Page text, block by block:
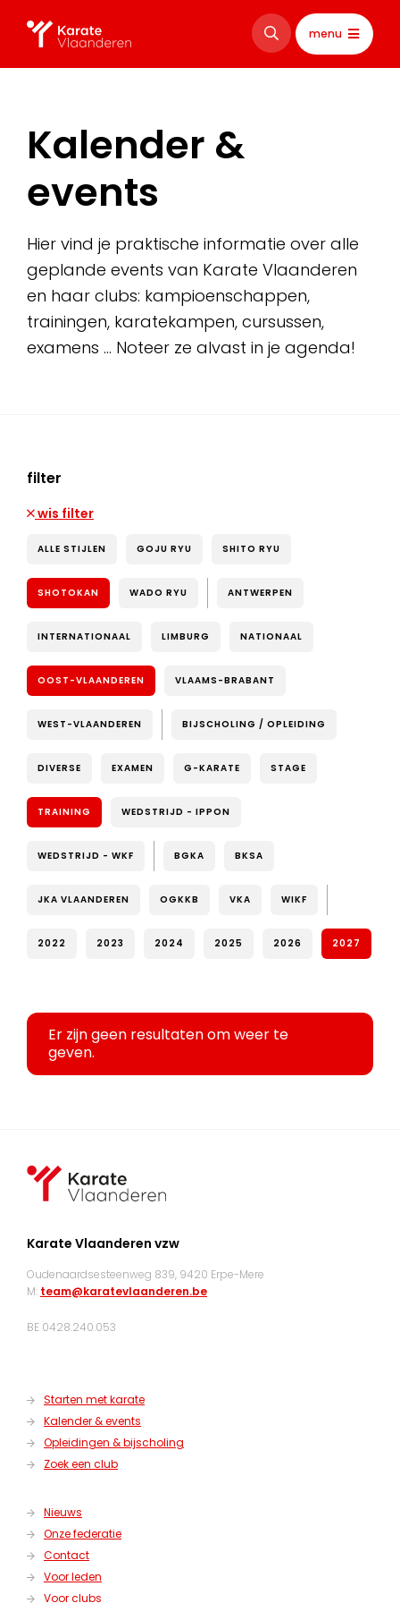
menu
Kalender &
events
Hier vind je praktische informatie over alle
geplande events van Karate Vlaanderen
en haar clubs: kampioenschappen,
trainingen, karatekampen, cursussen,
examens … Noteer ze alvast in je agenda!
filter
wis filter
ALLE STIJLEN GOJU RYU SHITO RYU
SHOTOKAN WADO RYU ANTWERPEN
INTERNATIONAAL LIMBURG NATIONAAL
OOST-VLAANDEREN VLAAMS-BRABANT
WEST-VLAANDEREN BIJSCHOLING / OPLEIDING
DIVERSE EXAMEN G-KARATE STAGE
TRAINING WEDSTRIJD - IPPON
WEDSTRIJD - WKF BGKA BKSA
JKA VLAANDEREN OGKKB VKA WIKF
2022 2023 2024 2025 2026 2027
Er zijn geen resultaten om weer te
geven.
Karate Vlaanderen vzw
Oudenaardsesteenweg 839, 9420 Erpe-Mere
M: team@karatevlaanderen.be
BE 0428.240.053
Starten met karate
Kalender & events
Opleidingen & bijscholing
Zoek een club
Nieuws
Onze federatie
Contact
Voor leden
Voor clubs